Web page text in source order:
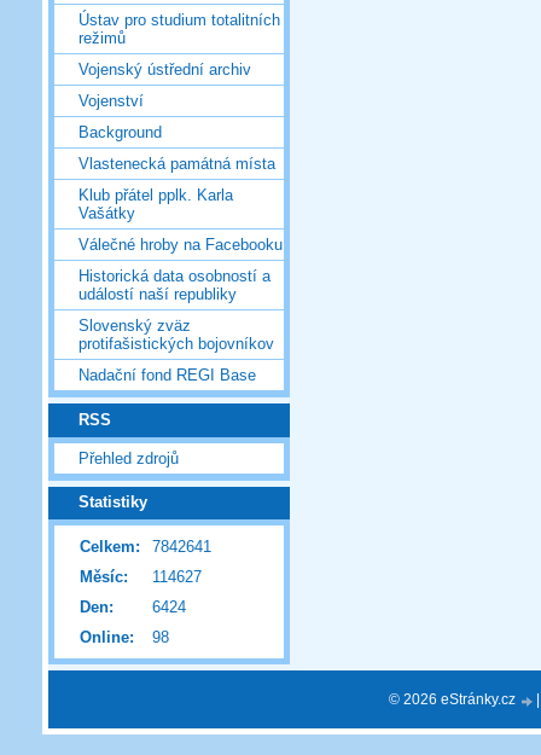
Ústav pro studium totalitních
režimů
Vojenský ústřední archiv
Vojenství
Background
Vlastenecká památná místa
Klub přátel pplk. Karla
Vašátky
Válečné hroby na Facebooku
Historická data osobností a
událostí naší republiky
Slovenský zväz
protifašistických bojovníkov
Nadační fond REGI Base
RSS
Přehled zdrojů
Statistiky
Online: 98
Celkem:
7842641
Měsíc:
114627
Den:
6424
© 2026 eStránky.cz